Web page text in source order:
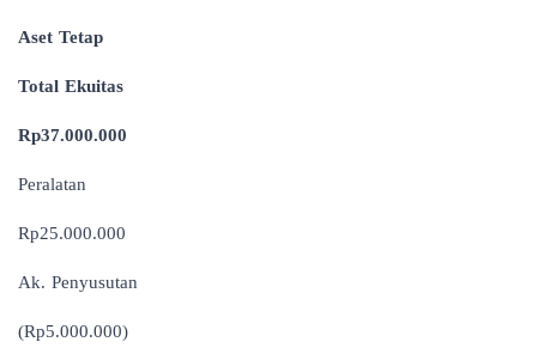
Aset Tetap
Total Ekuitas
Rp37.000.000
Peralatan
Rp25.000.000
Ak. Penyusutan
(Rp5.000.000)